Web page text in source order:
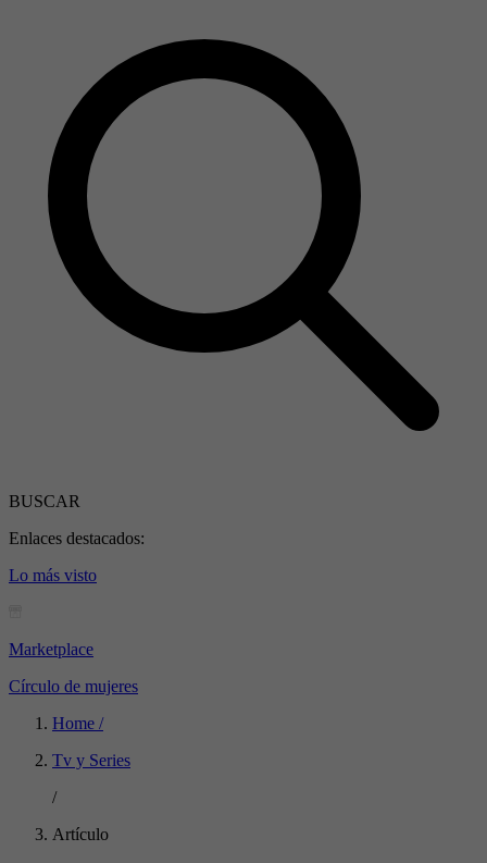
BUSCAR
Enlaces destacados:
Lo más visto
Marketplace
Círculo de mujeres
Home /
Tv y Series
/
Artículo